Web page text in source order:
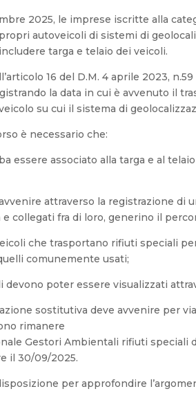
2025, le imprese iscritte alla
autoveicoli di sistemi di
targa e telaio dei veicoli.
16 del D.M. 4 aprile 2023,
la data in cui è avvenuto il
su cui il sistema di
è necessario che:
essere associato alla targa e al
attraverso la registrazione
collegati fra di loro, generino il
che trasportano rifiuti speciali
comunemente usati;
poter essere visualizzati
sostitutiva deve avvenire per
rimanere
Gestori Ambientali rifiuti
il 30/09/2025.
per approfondire